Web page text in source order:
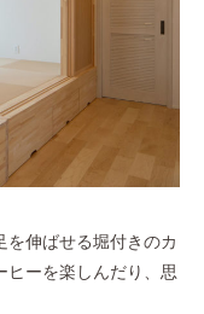
を伸ばせる堀付きのカ
ヒーを楽しんだり、思